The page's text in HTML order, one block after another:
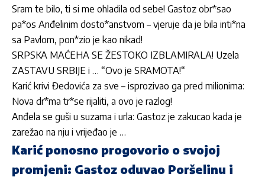
Sram te bilo, ti si me ohladila od sebe! Gastoz obr*sao
pa*os Anđelinim dosto*anstvom – vjeruje da je bila inti*na
sa Pavlom, pon*zio je kao nikad!
SRPSKA MAĆEHA SE ŽESTOKO IZBLAMIRALA! Uzela
ZASTAVU SRBIJE i … “Ovo je SRAMOTA!“
Karić krivi Đedovića za sve – isprozivao ga pred milionima:
Nova dr*ma tr*se rijaliti, a ovo je razlog!
Anđela se guši u suzama i urla: Gastoz je zakucao kada je
zarežao na nju i vrijeđao je …
Karić ponosno progovorio o svojoj
promjeni: Gastoz oduvao Poršelinu i